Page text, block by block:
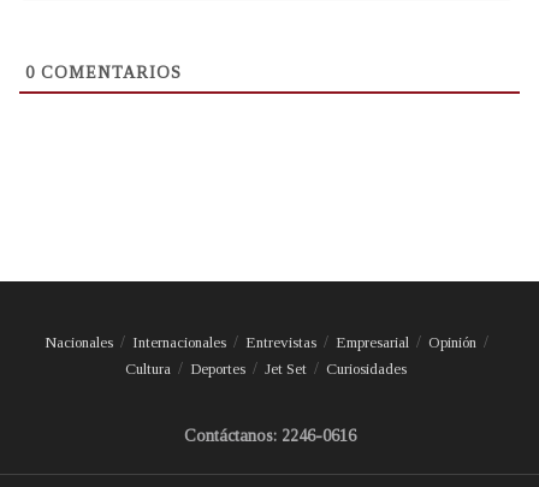
0 COMENTARIOS
Nacionales Internacionales Entrevistas Empresarial
Opinión
Cultura
Deportes Jet Set Curiosidades
Contáctanos: 2246-0616